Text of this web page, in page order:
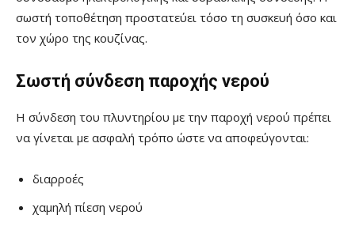
σωστή τοποθέτηση προστατεύει τόσο τη συσκευή όσο και
τον χώρο της κουζίνας.
Σωστή σύνδεση παροχής νερού
Η σύνδεση του πλυντηρίου με την παροχή νερού πρέπει
να γίνεται με ασφαλή τρόπο ώστε να αποφεύγονται:
διαρροές
χαμηλή πίεση νερού